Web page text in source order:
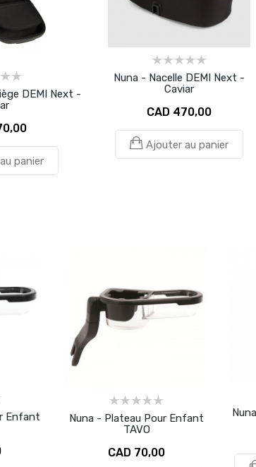
DEMI Next -
panier
Nuna - Nacelle DEMI Next -
Caviar
CAD 470,00
Ajouter au panier
Enfant
Nuna - Plateau Pour Enfant
TAVO
CAD 70,00